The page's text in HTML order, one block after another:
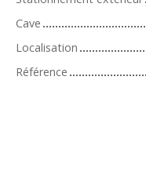
Cave
Localisation
Référence